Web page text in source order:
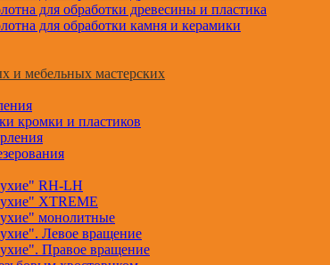
для обработки древесины и пластика
для обработки камня и керамики
и мебельных мастерских
кромки и пластиков
RH-LH
XTREME
монолитные
Левое вращение
Правое вращение